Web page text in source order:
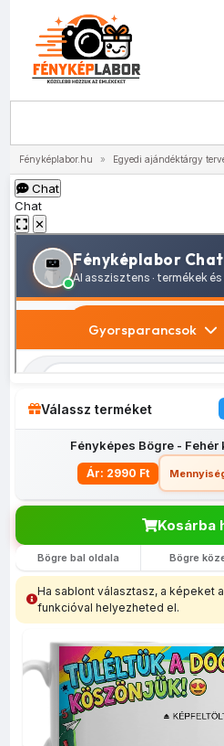
Fényképlabor.hu » Egyedi ajándéktárgy
Chat
Chat
✕
Válassz terméket
Fényképes Bögre -
Ár: 2990 Ft
Bögrék
Fényképes
egérpadok
Kosárba
Bögre bal oldala Bögre
Ha sablont választasz, a képeket
funkcióval helyezheted el.